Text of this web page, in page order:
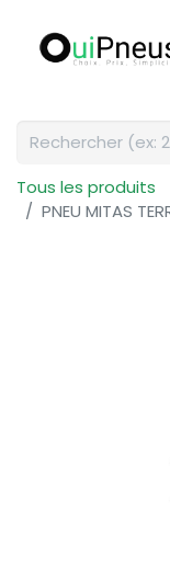
Tous les produits
PNEU MITAS